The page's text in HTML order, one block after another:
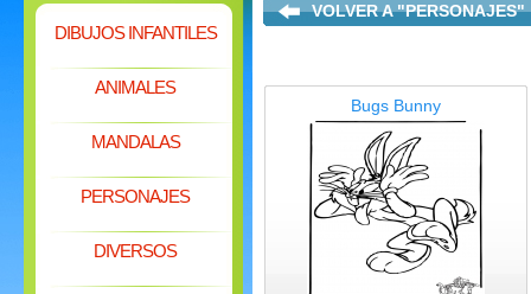
DIBUJOS INFANTILES
ANIMALES
MANDALAS
PERSONAJES
DIVERSOS
VOLVER A "PERSONAJES"
Bugs Bunny